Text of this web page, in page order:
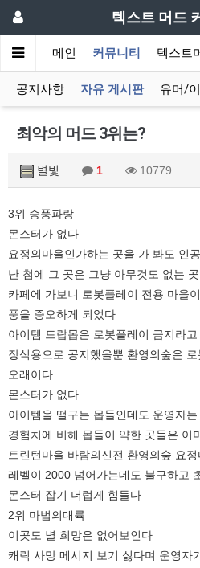
텍스트 머드
메인 커뮤니티 텍스트
공지사항 자유 게시판 유머/
최악의 머드 3위는?
별빛 1 10779
3위 승풍파랑
몬스터가 없다
요정의마을인가하는 곳을 가 봐도 인
난 첨에 그 곳은 그냥 아무것도 없는
카페에 가보니 로봇플레이 전용 마을
풍을 증오하게 되었다
아이템 드랍몹은 로봇플레이 금지라
장식용으로 공지했을뿐 환영의숲은
오래이다
몬스터가 없다
아이템을 떨구는 몹들인데도 운영자
경험치에 비해 몹들이 약한 곳들은 이
트린턴마을 바람의신전 환영의숲 요정
레벨이 2000 넘어가는데도 불구하고
몬스터 잡기 더럽게 힘들다
2위 마법의대륙
이곳도 별 희망은 없어보인다
캐릭 사망 메시지 보기 싫다며 운영자